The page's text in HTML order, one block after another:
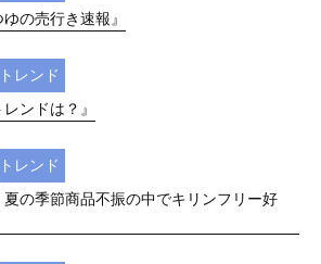
の売行き速報』
トレンド
ンドは？』
トレンド
の季節商品不振の中でキリンフリー好